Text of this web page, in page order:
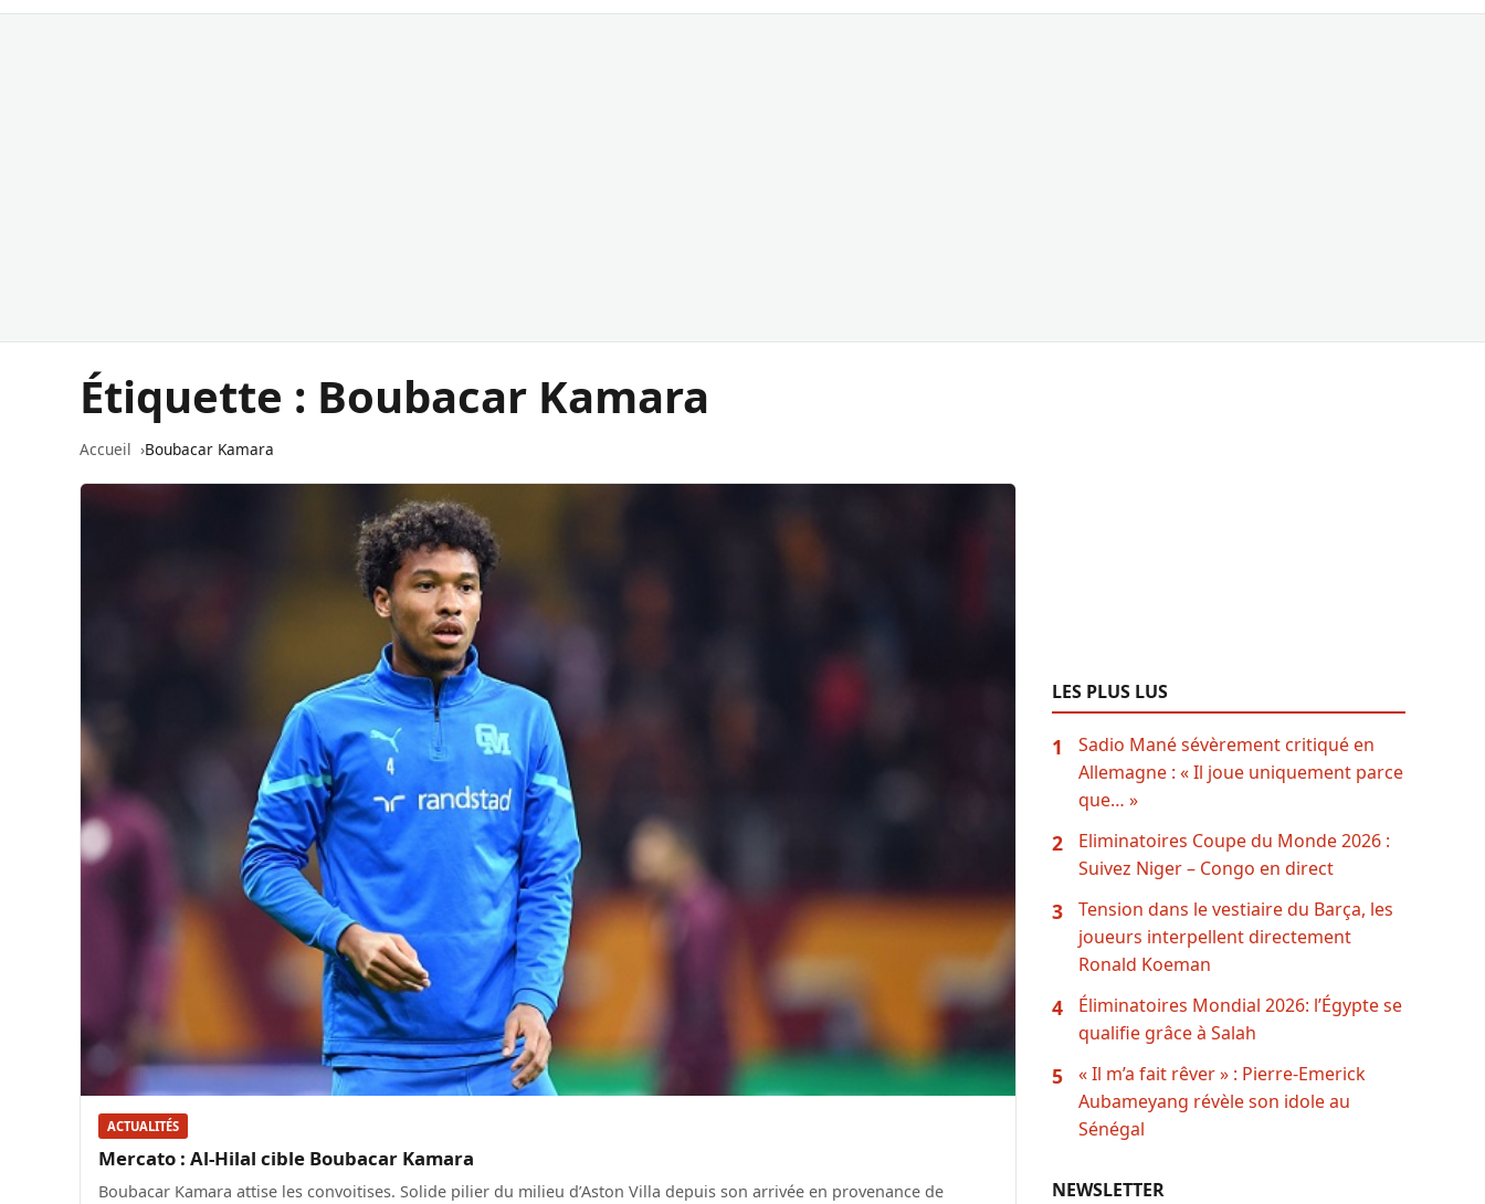
Étiquette : Boubacar Kamara
Accueil Boubacar Kamara
ACTUALITÉS
Mercato : Al-Hilal cible Boubacar Kamara
Boubacar Kamara attise les convoitises. Solide pilier du milieu d’Aston Villa depuis son arrivée en provenance de
LES PLUS LUS
1
Sadio Mané sévèrement critiqué en
Allemagne : « Il joue uniquement parce
que… »
2
Eliminatoires Coupe du Monde 2026 :
Suivez Niger – Congo en direct
3
Tension dans le vestiaire du Barça, les
joueurs interpellent directement
Ronald Koeman
4
Éliminatoires Mondial 2026: l’Égypte se
qualifie grâce à Salah
5
« Il m’a fait rêver » : Pierre-Emerick
Aubameyang révèle son idole au
Sénégal
NEWSLETTER